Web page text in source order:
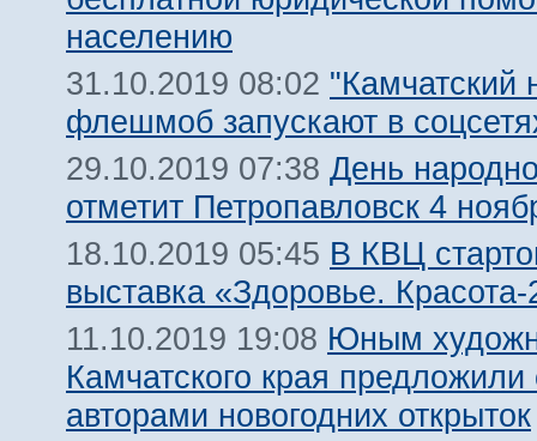
населению
31.10.2019 08:02 "Камчатский
флешмоб запускают в
29.10.2019 07:38 День
отметит Петропавловск 4
18.10.2019 05:45 В КВЦ
выставка «Здоровье.
11.10.2019 19:08 Юным
Камчатского края предложили
авторами новогодних открыток